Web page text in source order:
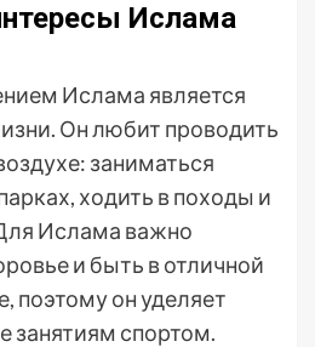
Ислама
Ислама является
Он любит проводить
заниматься
ходить в походы и
Ислама важно
и быть в отличной
поэтому он уделяет
занятиям спортом.